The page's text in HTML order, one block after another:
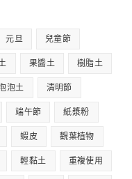
元旦 兒童節
果醬土 樹脂土
泡土 清明節
端午節 紙漿粉
蝦皮 觀葉植物
輕黏土 重複使用